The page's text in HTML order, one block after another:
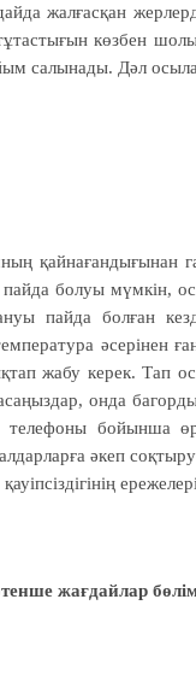
жалғасқан
көзбен
салынады. Дәл
қайнағандығынан
пайда болуы мүмкін,
пайда болған
әсерінен
жабу керек. Тап
онда
телефоны бойынша
әкеп
жағдайлар